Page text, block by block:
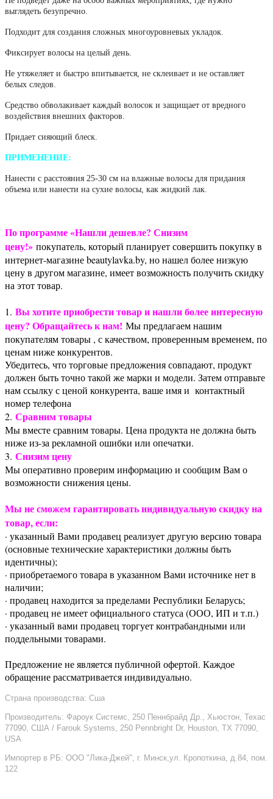
выглядеть безупречно.
Подходит для создания сложных многоуровневых укладок.
Фиксирует волосы на целый день.
Не утяжеляет и быстро впитывается, не склеивает и не оставляет
белых следов.
Средство обволакивает каждый волосок и защищает от вредного
воздействия внешних факторов.
Придает сияющий блеск.
ПРИМЕНЕНИЕ:
Нанести с расстояния 25-30 см на влажные волосы для придания
объема или нанести на сухие волосы, как жидкий лак.
По программе «Нашли дешевле? Снизим
цену!» покупатель, который планирует совершить покупку в
интернет-магазине beautylavka.by, но нашел более низкую
цену в другом магазине, имеет возможность получить скидку
на этот товар.
1. Вы хотите приобрести товар и нашли более интересную
цену? Обращайтесь к нам! Мы предлагаем нашим
покупателям товары , с качеством, проверенным временем, по
ценам ниже конкурентов.
Убедитесь, что торговые предложения совпадают, продукт
должен быть точно такой же марки и модели. Затем отправьте
нам ссылку с ценой конкурента, ваше имя и контактный
номер телефона
2. Сравним товары
Мы вместе сравним товары. Цена продукта не должна быть
ниже из-за рекламной ошибки или опечатки.
3. Снизим цену
Мы оперативно проверим информацию и сообщим Вам о
возможности снижения цены.
Мы не сможем гарантировать индивидуальную скидку на
товар, если:
· указанный Вами продавец реализует другую версию товара
(основные технические характеристики должны быть
идентичны);
· приобретаемого товара в указанном Вами источнике нет в
наличии;
· продавец находится за пределами Республики Беларусь;
· продавец не имеет официального статуса (ООО, ИП и т.п.)
· указанный вами продавец торгует контрабандными или
поддельными товарами.
Предложение не является публичной офертой. Каждое
обращение рассматривается индивидуально.
Страна производства: Сша
Производитель: Фароук Системс, 250 Пеннбрайд Др., Хьюстон, Техас
77090, США / Farouk Systems, 250 Pennbright Dr, Houston, TX 77090,
USA
Импортер в РБ: ООО "Лика-Джей", г. Минск,ул. Кропоткина, д.84, пом.
122